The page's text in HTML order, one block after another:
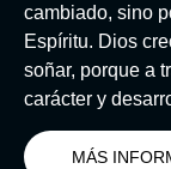
cambiado, sino
Espíritu. Dios
soñar, porque a
carácter y
MÁS